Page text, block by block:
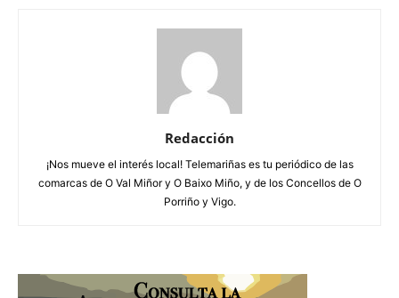
Redacción
¡Nos mueve el interés local! Telemariñas es tu periódico de las
comarcas de O Val Miñor y O Baixo Miño, y de los Concellos de O
Porriño y Vigo.